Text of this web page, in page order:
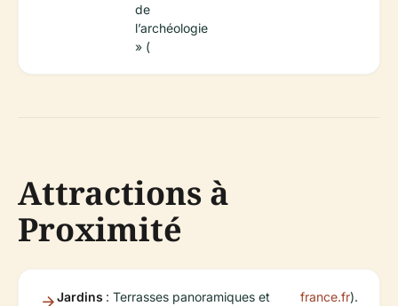
de
l’archéologie
» (
Attractions à
Proximité
Jardins : Terrasses panoramiques et
france.fr).